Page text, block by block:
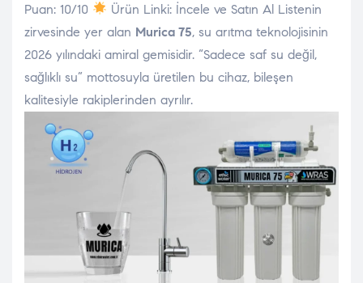
Puan: 10/10
Ürün Linki: İncele ve Satın Al Listenin
zirvesinde yer alan Murica 75, su arıtma teknolojisinin
2026 yılındaki amiral gemisidir. “Sadece saf su değil,
sağlıklı su” mottosuyla üretilen bu cihaz, bileşen
kalitesiyle rakiplerinden ayrılır.